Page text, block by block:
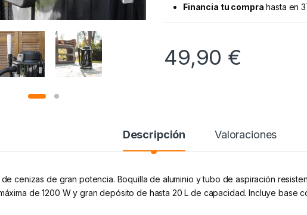
Financia tu compra hasta en
49,90 €
Descripción Valoraciones
cenizas de gran potencia. Boquilla de aluminio y tubo de aspiración
de 1200 W y gran depósito de hasta 20 L de capacidad. Incluye base